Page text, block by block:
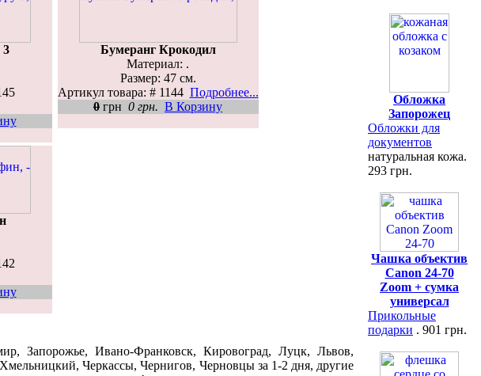
3
Бумеранг Крокодил
Материал: .
Размер: 47 см.
Артикул товара: # 1144 Подробнее...
0 грн 0 грн. В Корзину
Запорожье, Ивано-Франковск, Кировоград, Луцк, Львов,
Черкассы, Чернигов, Черновцы за 1-2 дня, другие
Обложка
Запорожец
Обложки для
документов
натуральная кожа.
293 грн.
Чашка объектив
Canon 24-70
Zoom + сумка
универсал
Прикольные
подарки . 901 грн.